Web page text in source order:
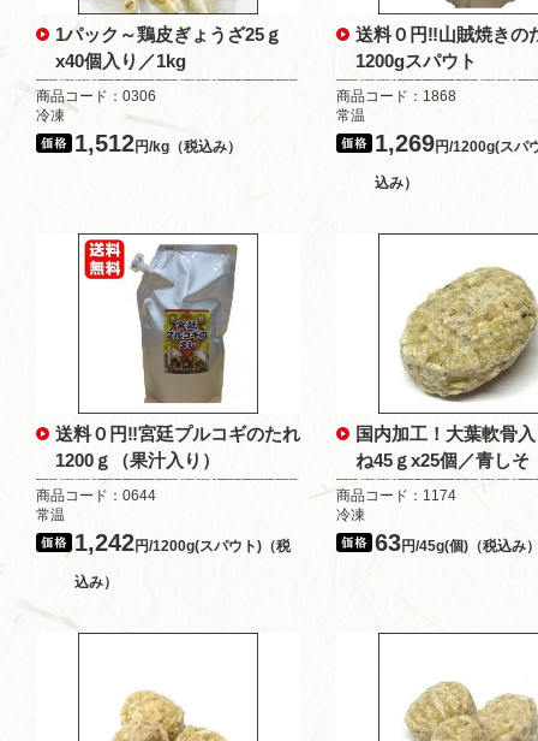
1パック～鶏皮ぎょうざ25ｇ
x40個入り／1kg
商品コード：0306
冷凍
1,512円/kg（税込み）
送料０円‼山賊焼き
1200gスパウト
商品コード：1868
常温
1,269円/1200g(スパ
込み）
送料０円‼宮廷プルコギのたれ
1200ｇ（果汁入り）
商品コード：0644
常温
1,242円/1200g(スパウト)（税
込み）
国内加工！大葉軟骨
ね45ｇx25個／青しそ
商品コード：1174
冷凍
63円/45g(個)（税込み